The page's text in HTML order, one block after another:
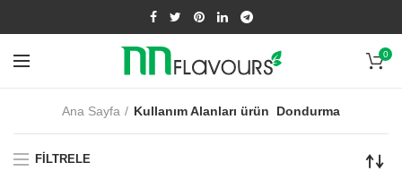
0
Ana Sayfa Kullanım Alanları ürün Dondurma
FILTRELE